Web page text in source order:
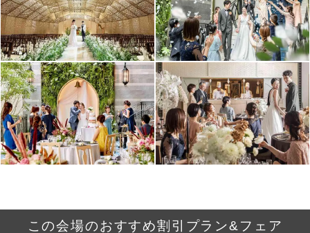
この会場のおすすめ割引プラン&フェア